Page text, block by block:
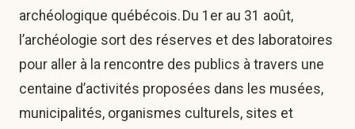
archéologique québécois. Du 1er au 31 août,
l’archéologie sort des réserves et des laboratoires
pour aller à la rencontre des publics à travers une
centaine d’activités proposées dans les musées,
municipalités, organismes culturels, sites et